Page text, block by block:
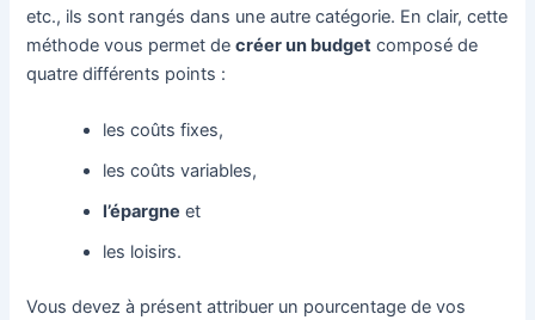
etc., ils sont rangés dans une autre catégorie. En clair, cette
méthode vous permet decréer un budget composé de
quatre différents points :
les coûts fixes,
les coûts variables,
l’épargne et
les loisirs.
Vous devez à présent attribuer un pourcentage de vos